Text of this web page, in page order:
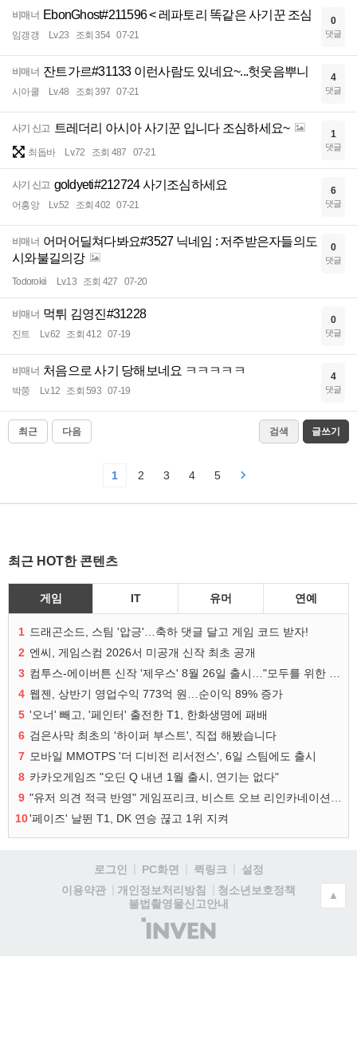
비매너 EbonGhost#211596 < 레파토리 똑같은 사기꾼 조심
임갱갱 Lv.23 조회 354 07-21
0
댓글
비매너 잔트가르#31133 이런사람도 있네요~...헛웃음뿌니
시아쿨 Lv.48 조회 397 07-21
4
댓글
사기 신고 트레더리 아시아 사기꾼 입니다 조심하세요~
최돕바 Lv.72 조회 487 07-21
1
댓글
사기 신고 goldyeti#212724 사기조심하세요
어흥앙 Lv.52 조회 402 07-21
6
댓글
비매너 어머어딜쳐다봐요#3527 닉네임 : 저주받은자들의도
시와불길의강
Todorokii Lv.13 조회 427 07-20
0
댓글
비매너 먹튀 김영진#31228
진트 Lv.62 조회 412 07-19
0
댓글
비매너 처음으로 사기 당해보네요 ㅋㅋㅋㅋㅋ
박쭝 Lv.12 조회 593 07-19
4
댓글
최근 다음 검색 글쓰기
1 2 3 4 5
최근 HOT한 콘텐츠
게임 IT 유머 연예
1 드래곤소드, 스팀 '압긍'…축하 댓글 달고 게임 코드 받자!
2 엔씨, 게임스컴 2026서 미공개 신작 최초 공개
3
4 웹젠, 상반기 영업수익 773억 원…순이익 89% 증가
5 '오너' 빼고, '페인터' 출전한 T1, 한화생명에 패배
6 검은사막 최초의 '하이퍼 부스트', 직접 해봤습니다
7 모바일 MMOTPS '더 디비전 리서전스', 6일 스팀에도 출시
8 카카오게임즈 "오딘 Q 내년 1월 출시, 연기는 없다"
9
10'페이즈' 날뛴 T1, DK 연승 끊고 1위 지켜
로그인 PC화면 퀵링크
설정
이용약관
개인정보처리방침
청소년보호정책
불법촬영물신고안내
(주)
인
▲